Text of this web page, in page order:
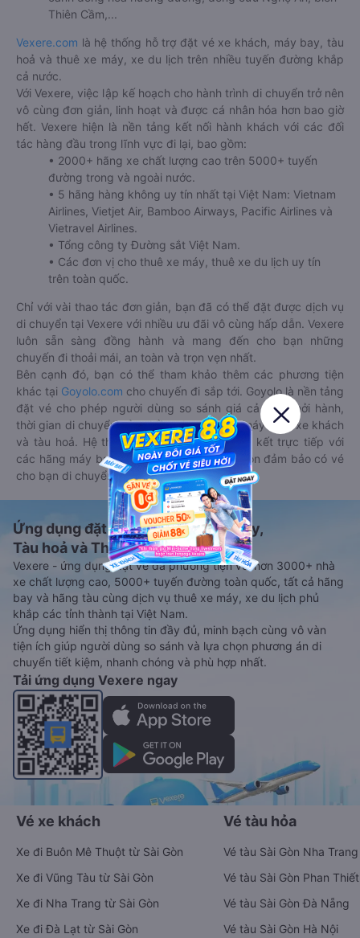
Thiên Cầm,...
Vexere.com là hệ thống hỗ trợ đặt vé xe khách, máy bay, tàu
hoả và thuê xe máy, xe du lịch trên nhiều tuyến đường khắp
cả nước.
Với Vexere, việc lập kế hoạch cho hành trình di chuyển trở nên
vô cùng đơn giản, linh hoạt và được cá nhân hóa hơn bao giờ
hết. Vexere hiện là nền tảng kết nối hành khách với các đối
tác hàng đầu trong lĩnh vực đi lại, bao gồm:
• 2000+ hãng xe chất lượng cao trên 5000+ tuyến
đường trong và ngoài nước.
• 5 hãng hàng không uy tín nhất tại Việt Nam: Vietnam
Airlines, Vietjet Air, Bamboo Airways, Pacific Airlines và
Vietravel Airlines.
• Tổng công ty Đường sắt Việt Nam.
• Các đơn vị cho thuê xe máy, thuê xe du lịch uy tín
trên toàn quốc.
Chỉ với vài thao tác đơn giản, bạn đã có thể đặt được dịch vụ
di chuyển tại Vexere với nhiều ưu đãi vô cùng hấp dẫn. Vexere
luôn sẵn sàng đồng hành và mang đến cho bạn những
chuyến đi thoải mái, an toàn và trọn vẹn nhất.
Bên cạnh đó, bạn có thể tham khảo thêm các phương tiện
khác tại Goyolo.com cho chuyến đi sắp tới. Goyolo là nền tảng
đặt vé cho phép người dùng so sánh giá cả, giờ khởi hành,
thời gian di chuyển của nhiều phương tiện máy bay, xe khách
và tàu hoả. Hệ thống của Goyolo được liên kết trực tiếp với
các hãng máy bay, xe khách và tàu hoả, luôn đảm bảo có vé
cho bạn di chuyển.
Ứng dụng đặt vé Xe khách, Máy bay,
Tàu hoả và Thuê xe
Vexere - ứng dụng đặt vé đa phương tiện với hơn 3000+ nhà
xe chất lượng cao, 5000+ tuyến đường toàn quốc, tất cả hãng
bay và hãng tàu cùng dịch vụ thuê xe máy, xe du lịch phủ
khắp các tỉnh thành tại Việt Nam.
Ứng dụng hiển thị thông tin đầy đủ, minh bạch cùng vô vàn
tiện ích giúp người dùng so sánh và lựa chọn phương án di
chuyển tiết kiệm, nhanh chóng và phù hợp nhất.
Tải ứng dụng Vexere ngay
Vé xe khách
Xe đi Buôn Mê Thuột từ Sài Gòn
Xe đi Vũng Tàu từ Sài Gòn
Xe đi Nha Trang từ Sài Gòn
Xe đi Đà Lạt từ Sài Gòn
Vé tàu hỏa
Vé tàu Sài Gòn Nha Trang
Vé tàu Sài Gòn Phan Thiết
Vé tàu Sài Gòn Đà Nẵng
Vé tàu Sài Gòn Hà Nội